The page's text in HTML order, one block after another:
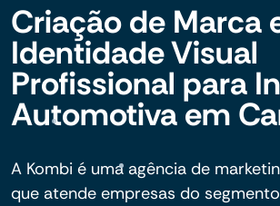
Criação de Marca
Identidade Visual
Profissional para
Automotiva em
A Kombi é uma agência de
que atende empresas do